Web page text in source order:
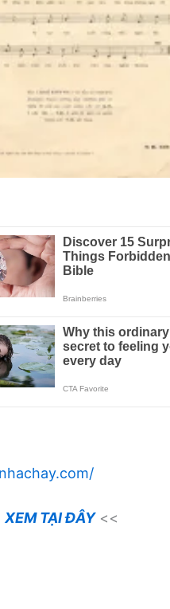
XEM TẠI ĐÂY<<